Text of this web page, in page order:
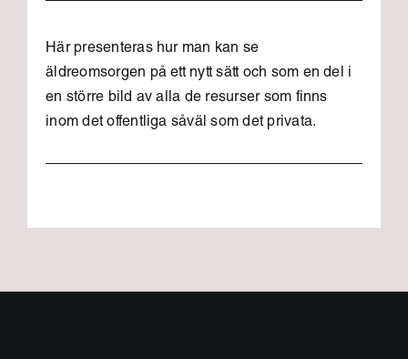
Här presenteras hur man kan se
äldreomsorgen på ett nytt sätt och som en del i
en större bild av alla de resurser som finns
inom det offentliga såväl som det privata.